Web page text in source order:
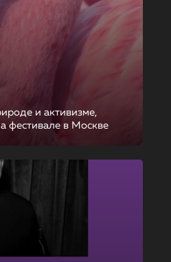
и активизме,
фестивале в Москве